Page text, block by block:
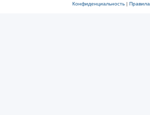
Конфиденциальность| Правила